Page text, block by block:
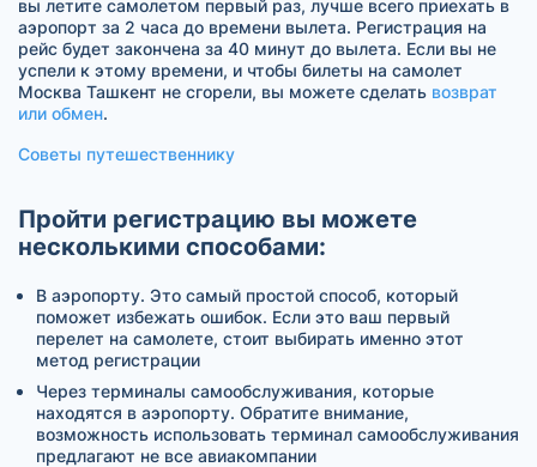
вы летите самолетом первый раз, лучше всего приехать в
аэропорт за 2 часа до времени вылета. Регистрация на
рейс будет закончена за 40 минут до вылета. Если вы не
успели к этому времени, и чтобы билеты на самолет
Москва Ташкент не сгорели, вы можете сделать возврат
или обмен.
Советы путешественнику
Пройти регистрацию вы можете
несколькими способами:
В аэропорту. Это самый простой способ, который
поможет избежать ошибок. Если это ваш первый
перелет на самолете, стоит выбирать именно этот
метод регистрации
Через терминалы самообслуживания, которые
находятся в аэропорту. Обратите внимание,
возможность использовать терминал самообслуживания
предлагают не все авиакомпании